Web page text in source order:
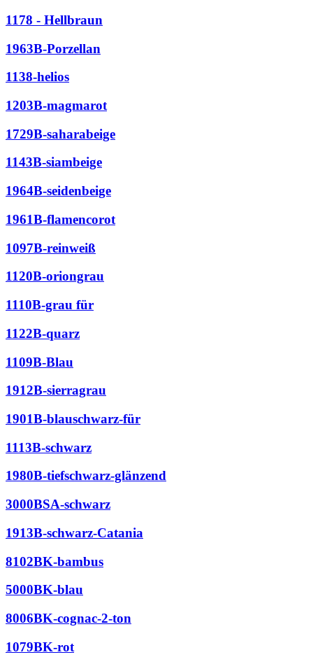
1178 - Hellbraun
1963B-Porzellan
1138-helios
1203B-magmarot
1729B-saharabeige
1143B-siambeige
1964B-seidenbeige
1961B-flamencorot
1097B-reinweiß
1120B-oriongrau
1110B-grau für
1122B-quarz
1109B-Blau
1912B-sierragrau
1901B-blauschwarz-für
1113B-schwarz
1980B-tiefschwarz-glänzend
3000BSA-schwarz
1913B-schwarz-Catania
8102BK-bambus
5000BK-blau
8006BK-cognac-2-ton
1079BK-rot